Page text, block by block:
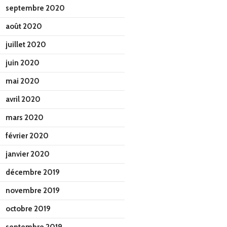
septembre 2020
août 2020
juillet 2020
juin 2020
mai 2020
avril 2020
mars 2020
février 2020
janvier 2020
décembre 2019
novembre 2019
octobre 2019